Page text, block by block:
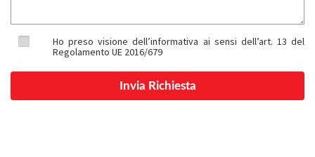
Ho preso visione dell’informativa ai sensi dell’art. 13 del
Regolamento UE 2016/679